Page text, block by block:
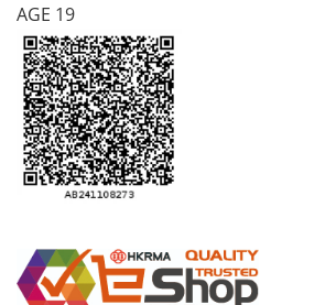
AGE 19